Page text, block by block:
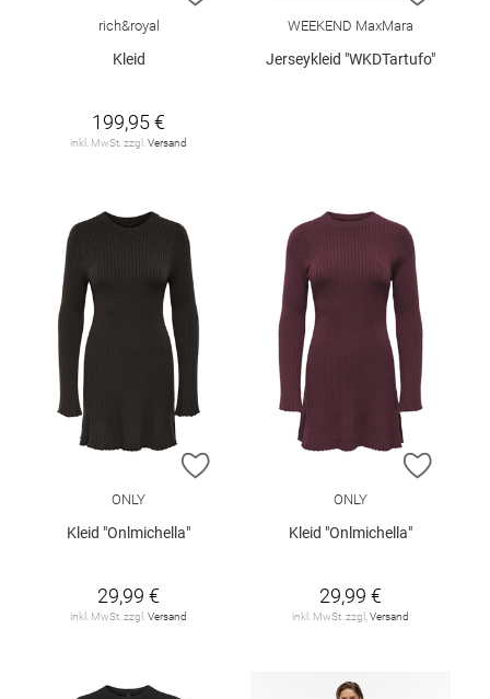
rich&royal
Kleid
199,95 €
inkl. MwSt. zzgl. Versand
WEEKEND MaxMara
Jerseykleid "WKDTartufo"
ZUR WUNSCHLISTE HINZUFÜGEN
ONLY
Kleid "Onlmichella"
29,99 €
inkl. MwSt. zzgl. Versand
ZUR
ONLY
Kleid "Onlmichella"
29,99 €
inkl. MwSt. zzgl. Versand